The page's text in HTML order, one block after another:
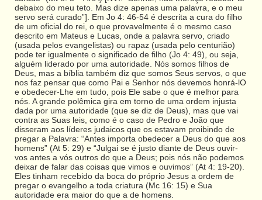
debaixo do meu teto. Mas dize apenas uma palavra, e o meu
servo será curado”]. Em Jo 4: 46-54 é descrita a cura do filho
de um oficial do rei, o que provavelmente é o mesmo caso
descrito em Mateus e Lucas, onde a palavra servo, criado
(usada pelos evangelistas) ou rapaz (usada pelo centurião)
pode ter igualmente o significado de filho (Jo 4: 49), ou seja,
alguém liderado por uma autoridade. Nós somos filhos de
Deus, mas a bíblia também diz que somos Seus servos, o que
nos faz pensar que como Pai e Senhor nós devemos honrá-lO
e obedecer-Lhe em tudo, pois Ele sabe o que é melhor para
nós. A grande polêmica gira em torno de uma ordem injusta
dada por uma autoridade (que se diz de Deus), mas que vai
contra as Suas leis, como é o caso de Pedro e João que
disseram aos líderes judaicos que os estavam proibindo de
pregar a Palavra: “Antes importa obedecer a Deus do que aos
homens” (At 5: 29) e “Julgai se é justo diante de Deus ouvir-
vos antes a vós outros do que a Deus; pois nós não podemos
deixar de falar das coisas que vimos e ouvimos” (At 4: 19-20).
Eles tinham recebido da boca do próprio Jesus a ordem de
pregar o evangelho a toda criatura (Mc 16: 15) e Sua
autoridade era maior do que a de homens.